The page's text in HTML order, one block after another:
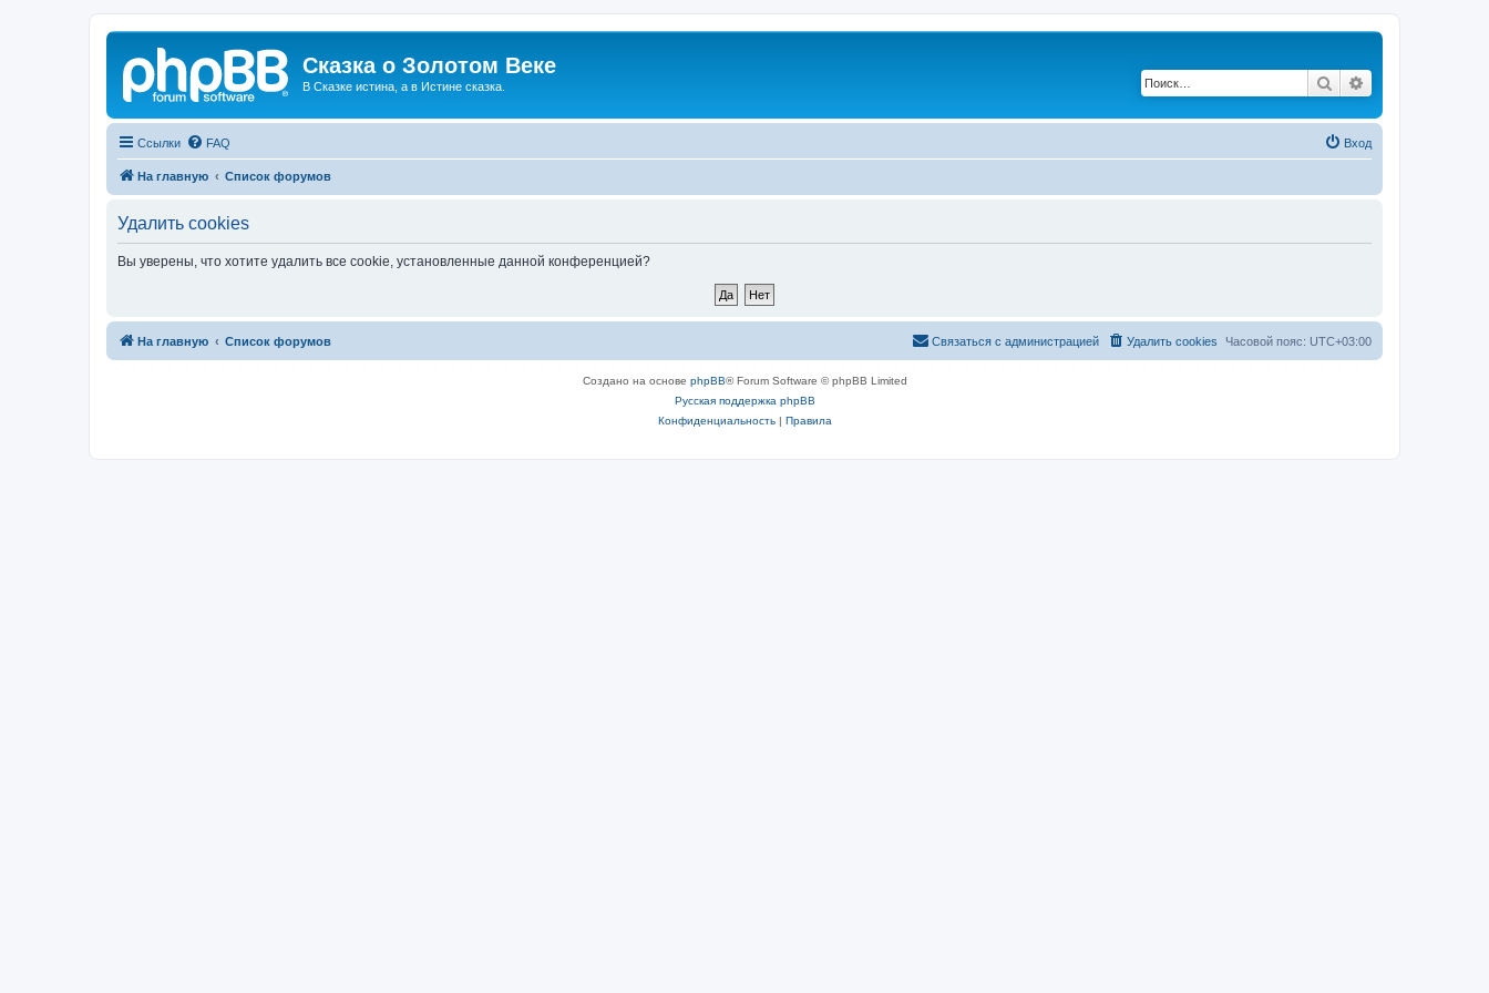
Сказка о Золотом Веке
В Сказке истина, а в Истине сказка. Поиск
Ссылки FAQ Вход
На главную Список форумов
Удалить cookies
Вы уверены, что хотите удалить все cookie, установленные данной конференцией?
На главную Список форумов Часовой пояс: UTC+03:00
Удалить cookies
Связаться с администрацией
Создано на основе phpBB® Forum Software © phpBB Limited
Русская поддержка phpBB
Конфиденциальность| Правила